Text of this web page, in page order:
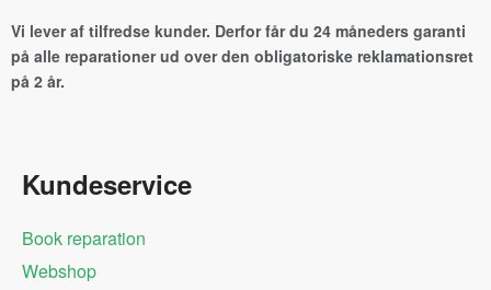
Vi lever af tilfredse kunder. Derfor får du 24 måneders garanti
på alle reparationer ud over den obligatoriske reklamationsret
på 2 år.
Kundeservice
Book reparation
Webshop